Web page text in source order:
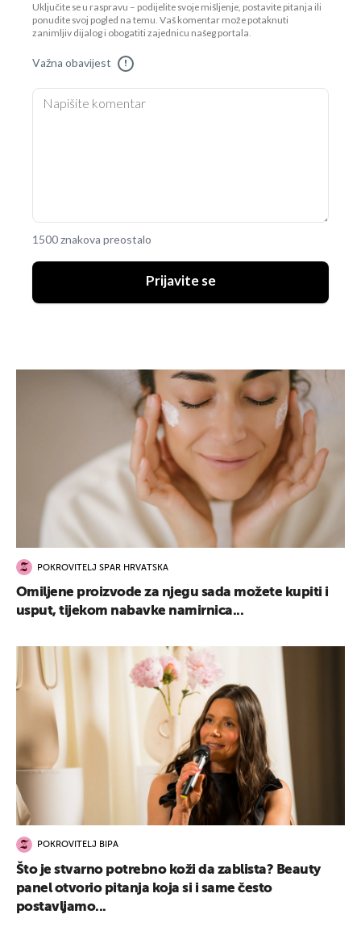
Uključite se u raspravu – podijelite svoje mišljenje, postavite pitanja ili
ponudite svoj pogled na temu. Vaš komentar može potaknuti
zanimljiv dijalog i obogatiti zajednicu našeg portala.
Važna obavijest !
1500 znakova preostalo
Prijavite se
POKROVITELJ SPAR HRVATSKA
Omiljene proizvode za njegu sada možete kupiti i
usput, tijekom nabavke namirnica...
POKROVITELJ BIPA
Što je stvarno potrebno koži da zablista? Beauty
panel otvorio pitanja koja si i same često
postavljamo...